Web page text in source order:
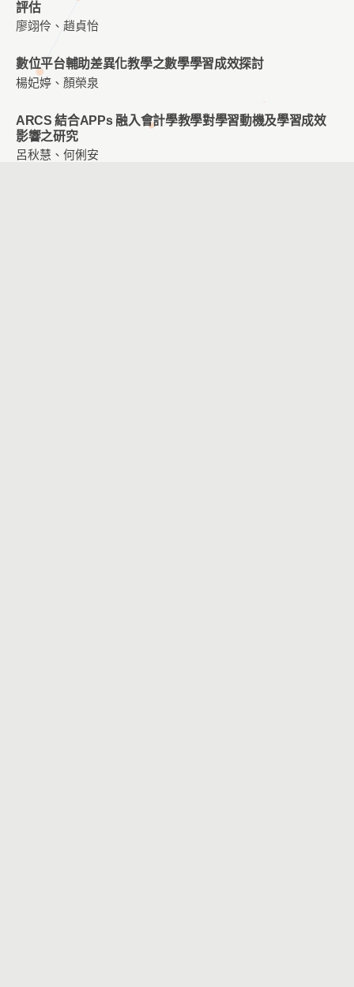
評估
廖翊伶、趙貞怡
數位平台輔助差異化教學之數學學習成效探討
楊妃婷、顏榮泉
ARCS 結合APPs 融入會計學教學對學習動機及學習成效
影響之研究
呂秋慧、何俐安